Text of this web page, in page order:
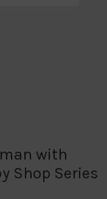
with
Shop Series